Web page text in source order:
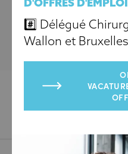
À
D'OFFRES D'EMPLOI
#️⃣ Délégué
Wallon et